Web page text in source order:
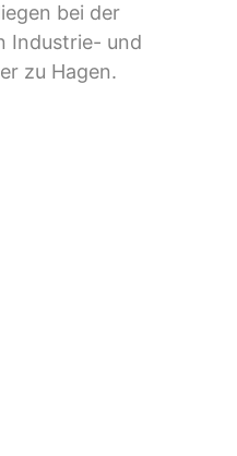
bei der
Industrie- und
zu Hagen.